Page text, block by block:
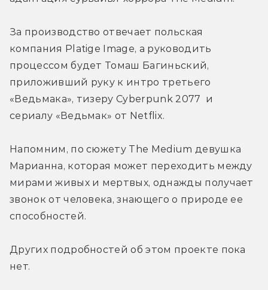
За производство отвечает польская
компания Platige Image, а руководить
процессом будет Томаш Багиньский,
приложивший руку к интро третьего
«Ведьмака», тизеру Cyberpunk 2077  и
сериалу «Ведьмак» от Netflix.
Напомним, по сюжету The Medium девушка
Марианна, которая может переходить между
мирами живых и мертвых, однажды получает
звонок от человека, знающего о природе ее
способностей.
Других подробностей об этом проекте пока
нет.